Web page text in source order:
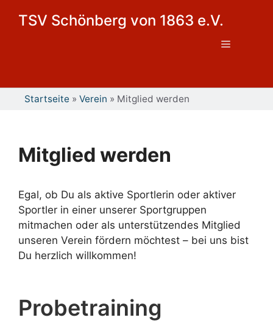
TSV Schönberg von 1863 e.V.
Menü
Startseite » Verein » Mitglied werden
Mitglied werden
Egal, ob Du als aktive Sportlerin oder aktiver
Sportler in einer unserer Sportgruppen
mitmachen oder als unterstützendes Mitglied
unseren Verein fördern möchtest – bei uns bist
Du herzlich willkommen!
Probetraining